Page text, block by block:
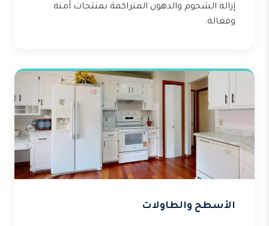
إزالة الشحوم والدهون المتراكمة بمنتجات آمنة
وفعالة.
الأسطح والطاولات